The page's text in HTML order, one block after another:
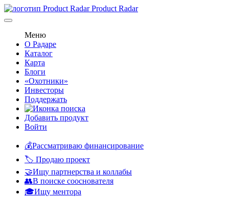
Product Radar
Меню
О Радаре
Каталог
Карта
Блоги
«Охотники»
Инвесторы
Поддержать
Добавить продукт
Войти
💰Рассматриваю финансирование
🏷️ Продаю проект
🤝Ищу партнерства и коллабы
👥В поиске сооснователя
🎓Ищу ментора